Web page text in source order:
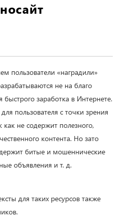
пользователи «наградили»
не на благо
заработка в Интернете.
пользователя с точки зрения
не содержит полезного,
контента. Но зато
битые и мошеннические
объявления и т. д.
для таких ресурсов также